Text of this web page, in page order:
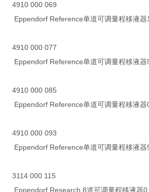
4910 000 069
Eppendorf Reference单道可调量程移液
4910 000 077
Eppendorf Reference单道可调量程移液
4910 000 085
Eppendorf Reference单道可调量程移液
4910 000 093
Eppendorf Reference单道可调量程移液
3114 000 115
Eppendorf Research 8道可调量程移液器